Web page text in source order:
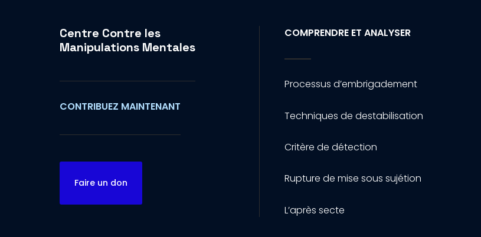
Centre Contre les
Manipulations Mentales
CONTRIBUEZ MAINTENANT
Faire un don
COMPRENDRE ET ANALYSER
Processus d’embrigadement
Techniques de destabilisation
Critère de détection
Rupture de mise sous sujétion
L’après secte